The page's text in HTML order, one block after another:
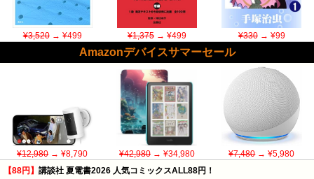
¥3,520→ ¥499 ¥1,375→ ¥499 ¥330→ ¥99
Amazonデバイスサマーセール
¥12,980→ ¥8,790 ¥42,980→ ¥34,980 ¥7,480→ ¥5,980
【88円】 講談社 夏電書2026 人気コミックスALL88円！